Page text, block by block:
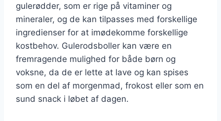
gulerødder, som er rige på vitaminer og
mineraler, og de kan tilpasses med forskellige
ingredienser for at imødekomme forskellige
kostbehov. Gulerodsboller kan være en
fremragende mulighed for både børn og
voksne, da de er lette at lave og kan spises
som en del af morgenmad, frokost eller som en
sund snack i løbet af dagen.